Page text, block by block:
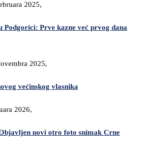
2025,
Podgorici: Prve kazne već prvog dana
2025,
većinskog vlasnika
2026,
novi otro foto snimak Crne